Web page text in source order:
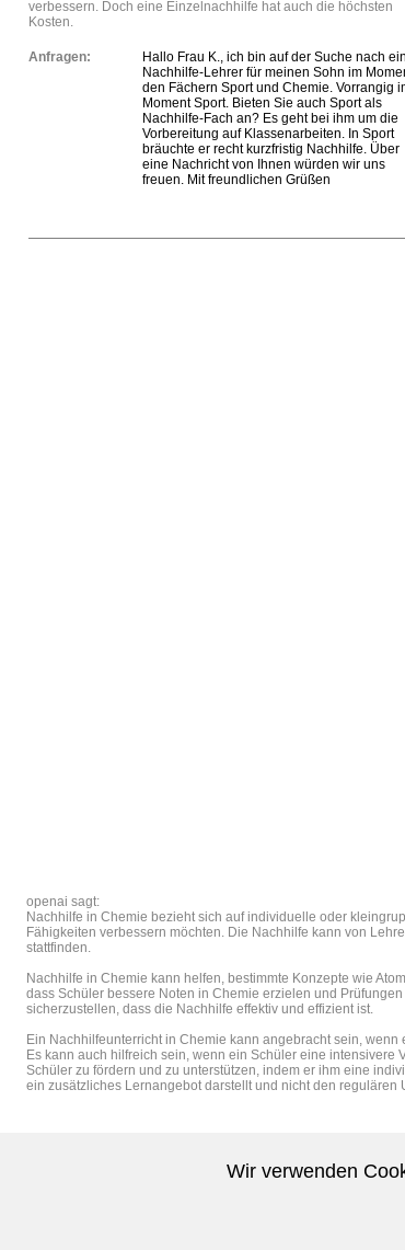
Wir verwenden
verbessern. Doch eine Einzelnachhilfe hat auch die höchsten
Kosten.
Anfragen:
Hallo Frau K., ich bin auf der Suche nach
Nachhilfe-Lehrer für meinen Sohn im
den Fächern Sport und Chemie. Vorrangig
Moment Sport. Bieten Sie auch Sport als
Nachhilfe-Fach an? Es geht bei ihm um die
Vorbereitung auf Klassenarbeiten. In Sport
bräuchte er recht kurzfristig Nachhilfe. Über
eine Nachricht von Ihnen würden wir uns
freuen. Mit freundlichen Grüßen
openai sagt:
Nachhilfe in Chemie bezieht sich auf individuelle oder
Fähigkeiten verbessern möchten. Die Nachhilfe kann von
stattfinden.
Nachhilfe in Chemie kann helfen, bestimmte Konzepte wie
dass Schüler bessere Noten in Chemie erzielen und
sicherzustellen, dass die Nachhilfe effektiv und effizient ist.
Ein Nachhilfeunterricht in Chemie kann angebracht sein,
Es kann auch hilfreich sein, wenn ein Schüler eine
Schüler zu fördern und zu unterstützen, indem er ihm eine
ein zusätzliches Lernangebot darstellt und nicht den regulären